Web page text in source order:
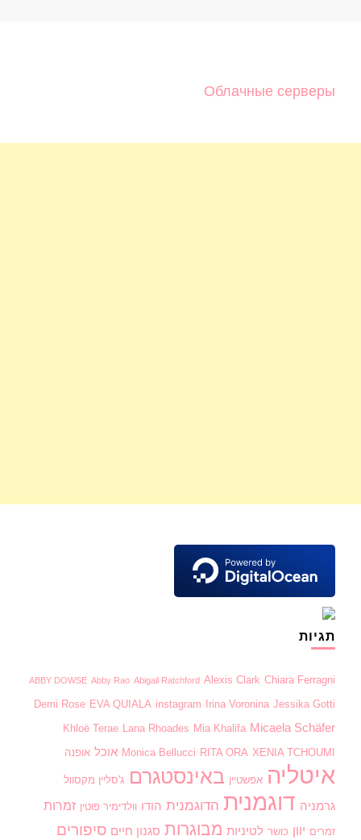
Облачные серверы
תגיות
ABBY DOWSE Abby Rao Abigail Ratchford Alexis Clark Chiara Ferragni
Demi Rose EVA QUIALA instagram Irina Voronina Jessika Gotti
Khloë Terae Lana Rhoades Mia Khalifa Micaela Schäfer
Monica Bellucci RITA ORA XENIA TCHOUMI אוכל אופנה
איטליה אפשטיין באינסטגרם ג'סליין מקסוול
גרמניה דוגמנית הדוגמנית הודו וולדימיר פוטין זמרות
זמרים יוון כושר לטיניות מבוגרות סגנון חיים סיפורים